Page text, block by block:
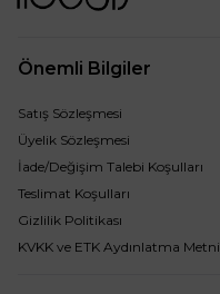
Önemli Bilgiler
Satış Sözleşmesi
Üyelik Sözleşmesi
İade/Değişim Talebi Koşulları
Teslimat Koşulları
Gizlilik Politikası
KVKK ve ETK Aydınlatma Metni